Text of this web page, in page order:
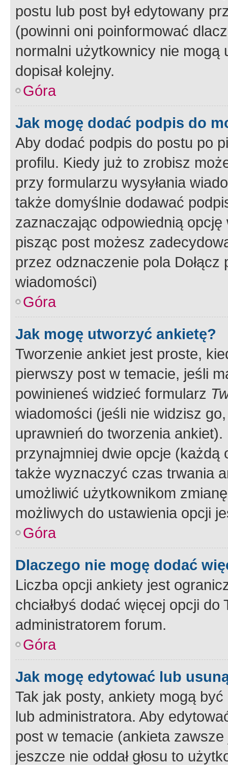
postu lub post był edytowany
(powinni oni poinformować
normalni użytkownicy nie
dopisał kolejny.
Góra
Jak mogę dodać podpis do
Aby dodać podpis do postu po
profilu. Kiedy już to zrobisz
przy formularzu wysyłania
także domyślnie dodawać
zaznaczając odpowiednią
pisząc post możesz
przez odznaczenie pola
wiadomości)
Góra
Jak mogę utworzyć ankietę?
Tworzenie ankiet jest proste,
pierwszy post w temacie, jeśli
powinieneś widzieć formularz
wiadomości (jeśli nie widzisz
uprawnień do tworzenia
przynajmniej dwie opcje
także wyznaczyć czas trwania
umożliwić użytkownikom
możliwych do ustawienia opcji
Góra
Dlaczego nie mogę dodać
Liczba opcji ankiety jest
chciałbyś dodać więcej opcji
administratorem forum.
Góra
Jak mogę edytować lub
Tak jak posty, ankiety mogą
lub administratora. Aby
post w temacie (ankieta
jeszcze nie oddał głosu to